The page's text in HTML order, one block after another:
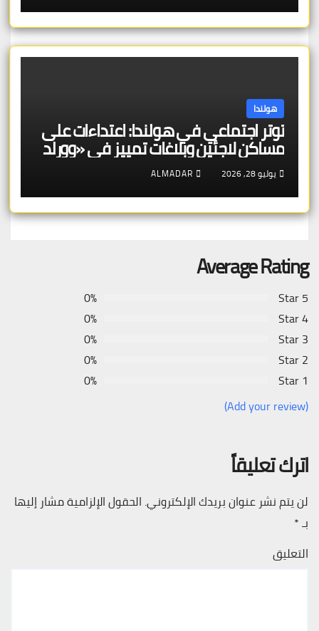
هولندا
توتر اجتماعي في هولندا: اعتداءات على
مساكن لاجئين وبلاغات تمييز في «وورلد
برايد»
يوليو 28, 2026 ALMADAR
Average Rating
5 Star
0%
4 Star
0%
3 Star
0%
2 Star
0%
1 Star
0%
(Add your review)
اترك تعليقاً
لن يتم نشر عنوان بريدك الإلكتروني. الحقول الإلزامية مشار إليها
بـ*
التعليق